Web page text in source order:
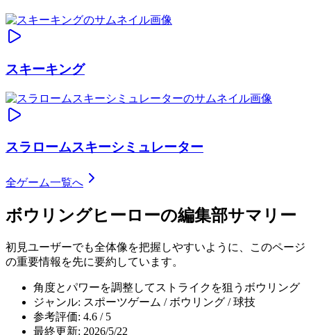
スキーキング
スラロームスキーシミュレーター
全ゲーム一覧へ
ボウリングヒーローの編集部サマリー
初見ユーザーでも全体像を把握しやすいように、このページ
の重要情報を先に要約しています。
角度とパワーを調整してストライクを狙うボウリング
ジャンル: スポーツゲーム / ボウリング / 球技
参考評価: 4.6 / 5
最終更新: 2026/5/22